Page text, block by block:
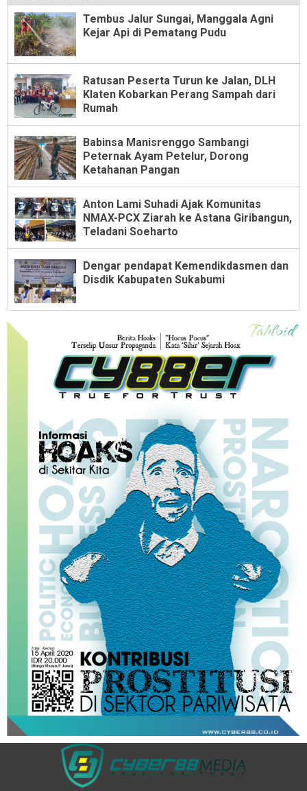
Tembus Jalur Sungai, Manggala Agni
Kejar Api di Pematang Pudu
Ratusan Peserta Turun ke Jalan, DLH
Klaten Kobarkan Perang Sampah dari
Rumah
Babinsa Manisrenggo Sambangi
Peternak Ayam Petelur, Dorong
Ketahanan Pangan
Anton Lami Suhadi Ajak Komunitas
NMAX-PCX Ziarah ke Astana Giribangun,
Teladani Soeharto
Dengar pendapat Kemendikdasmen dan
Disdik Kabupaten Sukabumi